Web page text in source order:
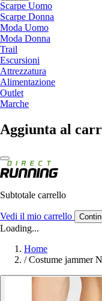
Scarpe Uomo
Scarpe Donna
Moda Uomo
Moda Donna
Trail
Escursioni
Attrezzatura
Alimentazione
Outlet
Marche
Aggiunta al
Subtotale carrello
Vedi il mio carrello
Loading...
Home
/ Costume jammer